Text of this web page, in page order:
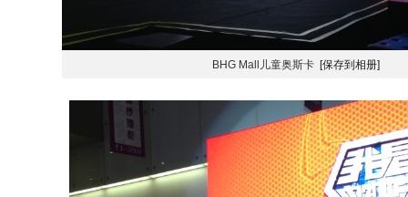
BHG Mall儿童奥斯卡 [保存到相册]